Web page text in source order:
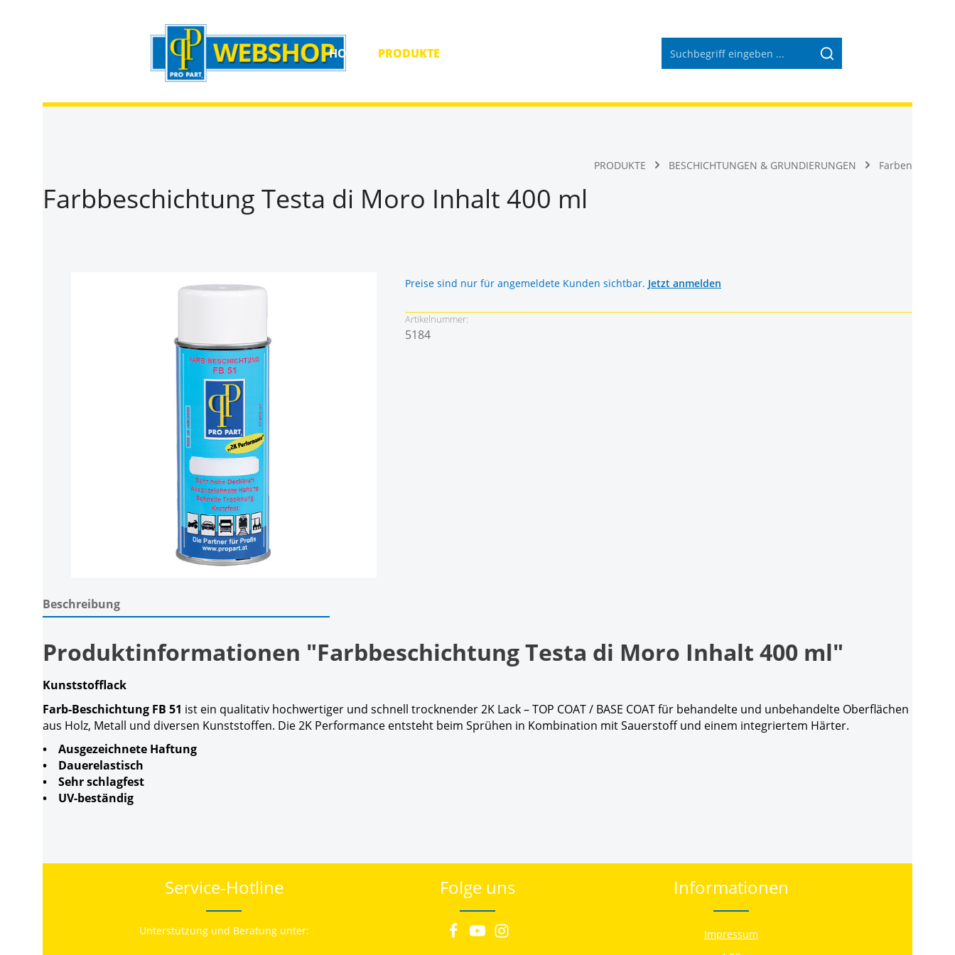
HOME PRODUKTE
PRODUKTE BESCHICHTUNGEN & GRUNDIERUNGEN Farben
Farbbeschichtung Testa di Moro Inhalt 400 ml
Preise sind nur für angemeldete Kunden sichtbar. Jetzt anmelden
Artikelnummer:
5184
Beschreibung
Produktinformationen "Farbbeschichtung Testa di Moro Inhalt 400 ml"
Kunststofflack
Farb-Beschichtung FB 51 ist ein qualitativ hochwertiger und schnell trocknender 2K Lack – TOP COAT / BASE COAT für behandelte und unbehandelte Oberflächen
aus Holz, Metall und diversen Kunststoffen. Die 2K Performance entsteht beim Sprühen in Kombination mit Sauerstoff und einem integriertem Härter.
• Ausgezeichnete Haftung
• Dauerelastisch
• Sehr schlagfest
• UV-beständig
Service-Hotline
Unterstützung und Beratung unter:
Folge uns Informationen
Impressum